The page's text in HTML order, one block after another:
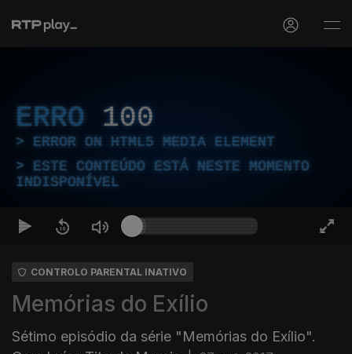
ERRO 100
ERROR ON HTML5 MEDIA ELEMENT
ESTE CONTEÚDO ESTÁ NESTE MOMENTO
INDISPONÍVEL
CONTROLO PARENTAL INATIVO
Memórias do Exílio
Sétimo episódio da série "Memórias do Exílio".